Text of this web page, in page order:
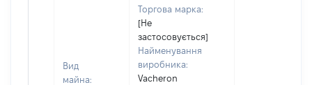
Вид
майна:
Торгова марка:
[Не
застосовується]
Найменування
виробника:
Vacheron